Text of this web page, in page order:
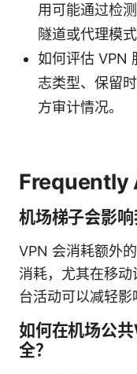
用可能通过检
隧道或代理模
如何评估 VPN
志类型、保留
方审计情况。
Frequently
机场梯子会影响
VPN 会消耗额外
消耗，尤其在移
台活动可以减轻影
如何在机场公
全？